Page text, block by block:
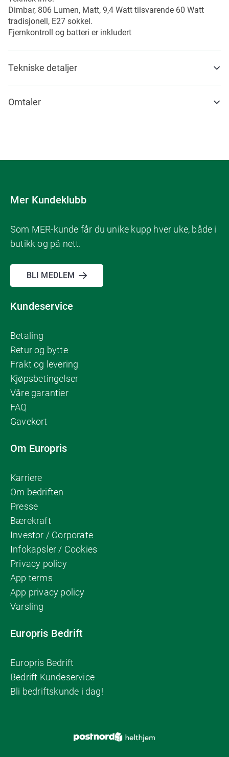
Dimbar, 806 Lumen, Matt, 9,4 Watt tilsvarende 60 Watt
tradisjonell, E27 sokkel.
Fjernkontroll og batteri er inkludert
Tekniske detaljer
Omtaler
Mer Kundeklubb
Som MER-kunde får du unike kupp hver uke, både i
butikk og på nett.
BLI MEDLEM
Kundeservice
Betaling
Retur og bytte
Frakt og levering
Kjøpsbetingelser
Våre garantier
FAQ
Gavekort
Om Europris
Karriere
Om bedriften
Presse
Bærekraft
Investor / Corporate
Infokapsler / Cookies
Privacy policy
App terms
App privacy policy
Varsling
Europris Bedrift
Europris Bedrift
Bedrift Kundeservice
Bli bedriftskunde i dag!